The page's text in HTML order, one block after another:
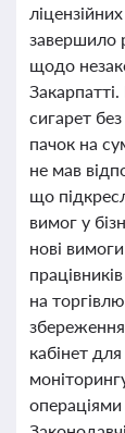
завершило
щодо
сигарет
пачок на
не мав
що
вимог у
нові
на
кабінет